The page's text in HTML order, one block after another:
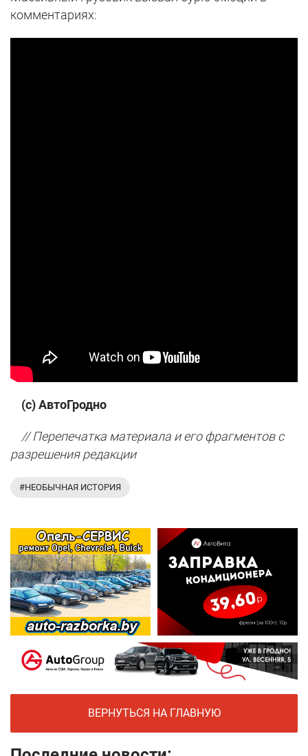
комментариях:
(с) АвтоГродно
// Перепечатка материала и его фрагментов с
разрешения редакции
#НЕОБЫЧНАЯ ИСТОРИЯ
ВЕРНУТЬСЯ НА ГЛАВНУЮ